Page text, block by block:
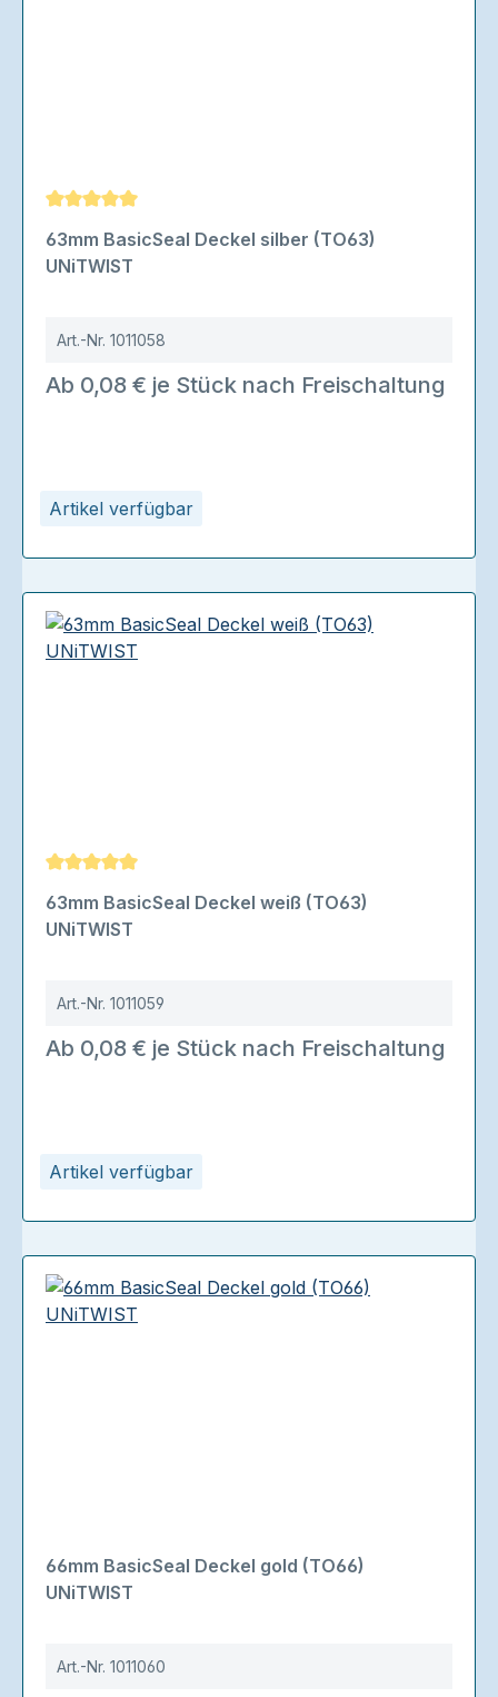
Artikel verfügbar
Durchschnittliche Bewertung von 5 von 5 Sternen
63mm BasicSeal Deckel silber (TO63)
UNiTWIST
Art.-Nr. 1011058
Ab 0,08 € je Stück nach Freischaltung
Artikel verfügbar
Durchschnittliche Bewertung von 5 von 5 Sternen
63mm BasicSeal Deckel weiß (TO63)
UNiTWIST
Art.-Nr. 1011059
Ab 0,08 € je Stück nach Freischaltung
66mm BasicSeal Deckel gold (TO66)
UNiTWIST
Art.-Nr. 1011060